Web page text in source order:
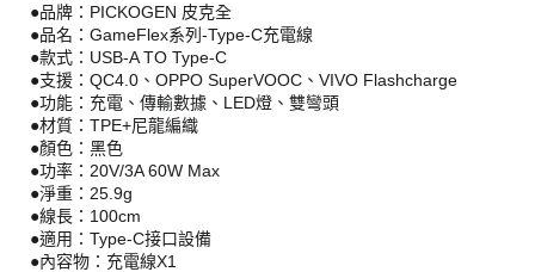
●品牌：PICKOGEN 皮克全
●品名：GameFlex系列-Type-C充電線
●款式：USB-A TO Type-C
●支援：QC4.0、OPPO SuperVOOC、VIVO Flashcharge
●功能：充電、傳輸數據、LED燈、雙彎頭
●材質：TPE+尼龍編織
●顏色：黑色
●功率：20V/3A 60W Max
●淨重：25.9g
●線長：100cm
●適用：Type-C接口設備
●內容物：充電線X1